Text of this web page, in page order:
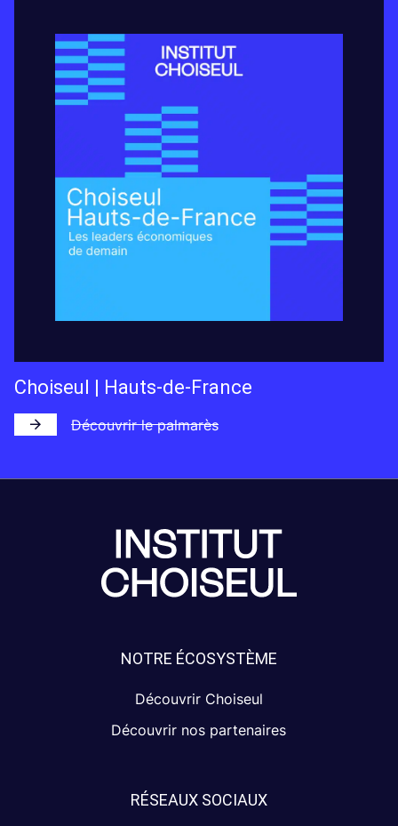
Choiseul | Hauts-de-France
Découvrir le palmarès
NOTRE ÉCOSYSTÈME
Découvrir Choiseul
Découvrir nos partenaires
RÉSEAUX SOCIAUX